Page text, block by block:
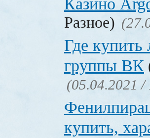
Казино
Разное)
Где купить
группы ВК
(05.04.2021 /
купить,